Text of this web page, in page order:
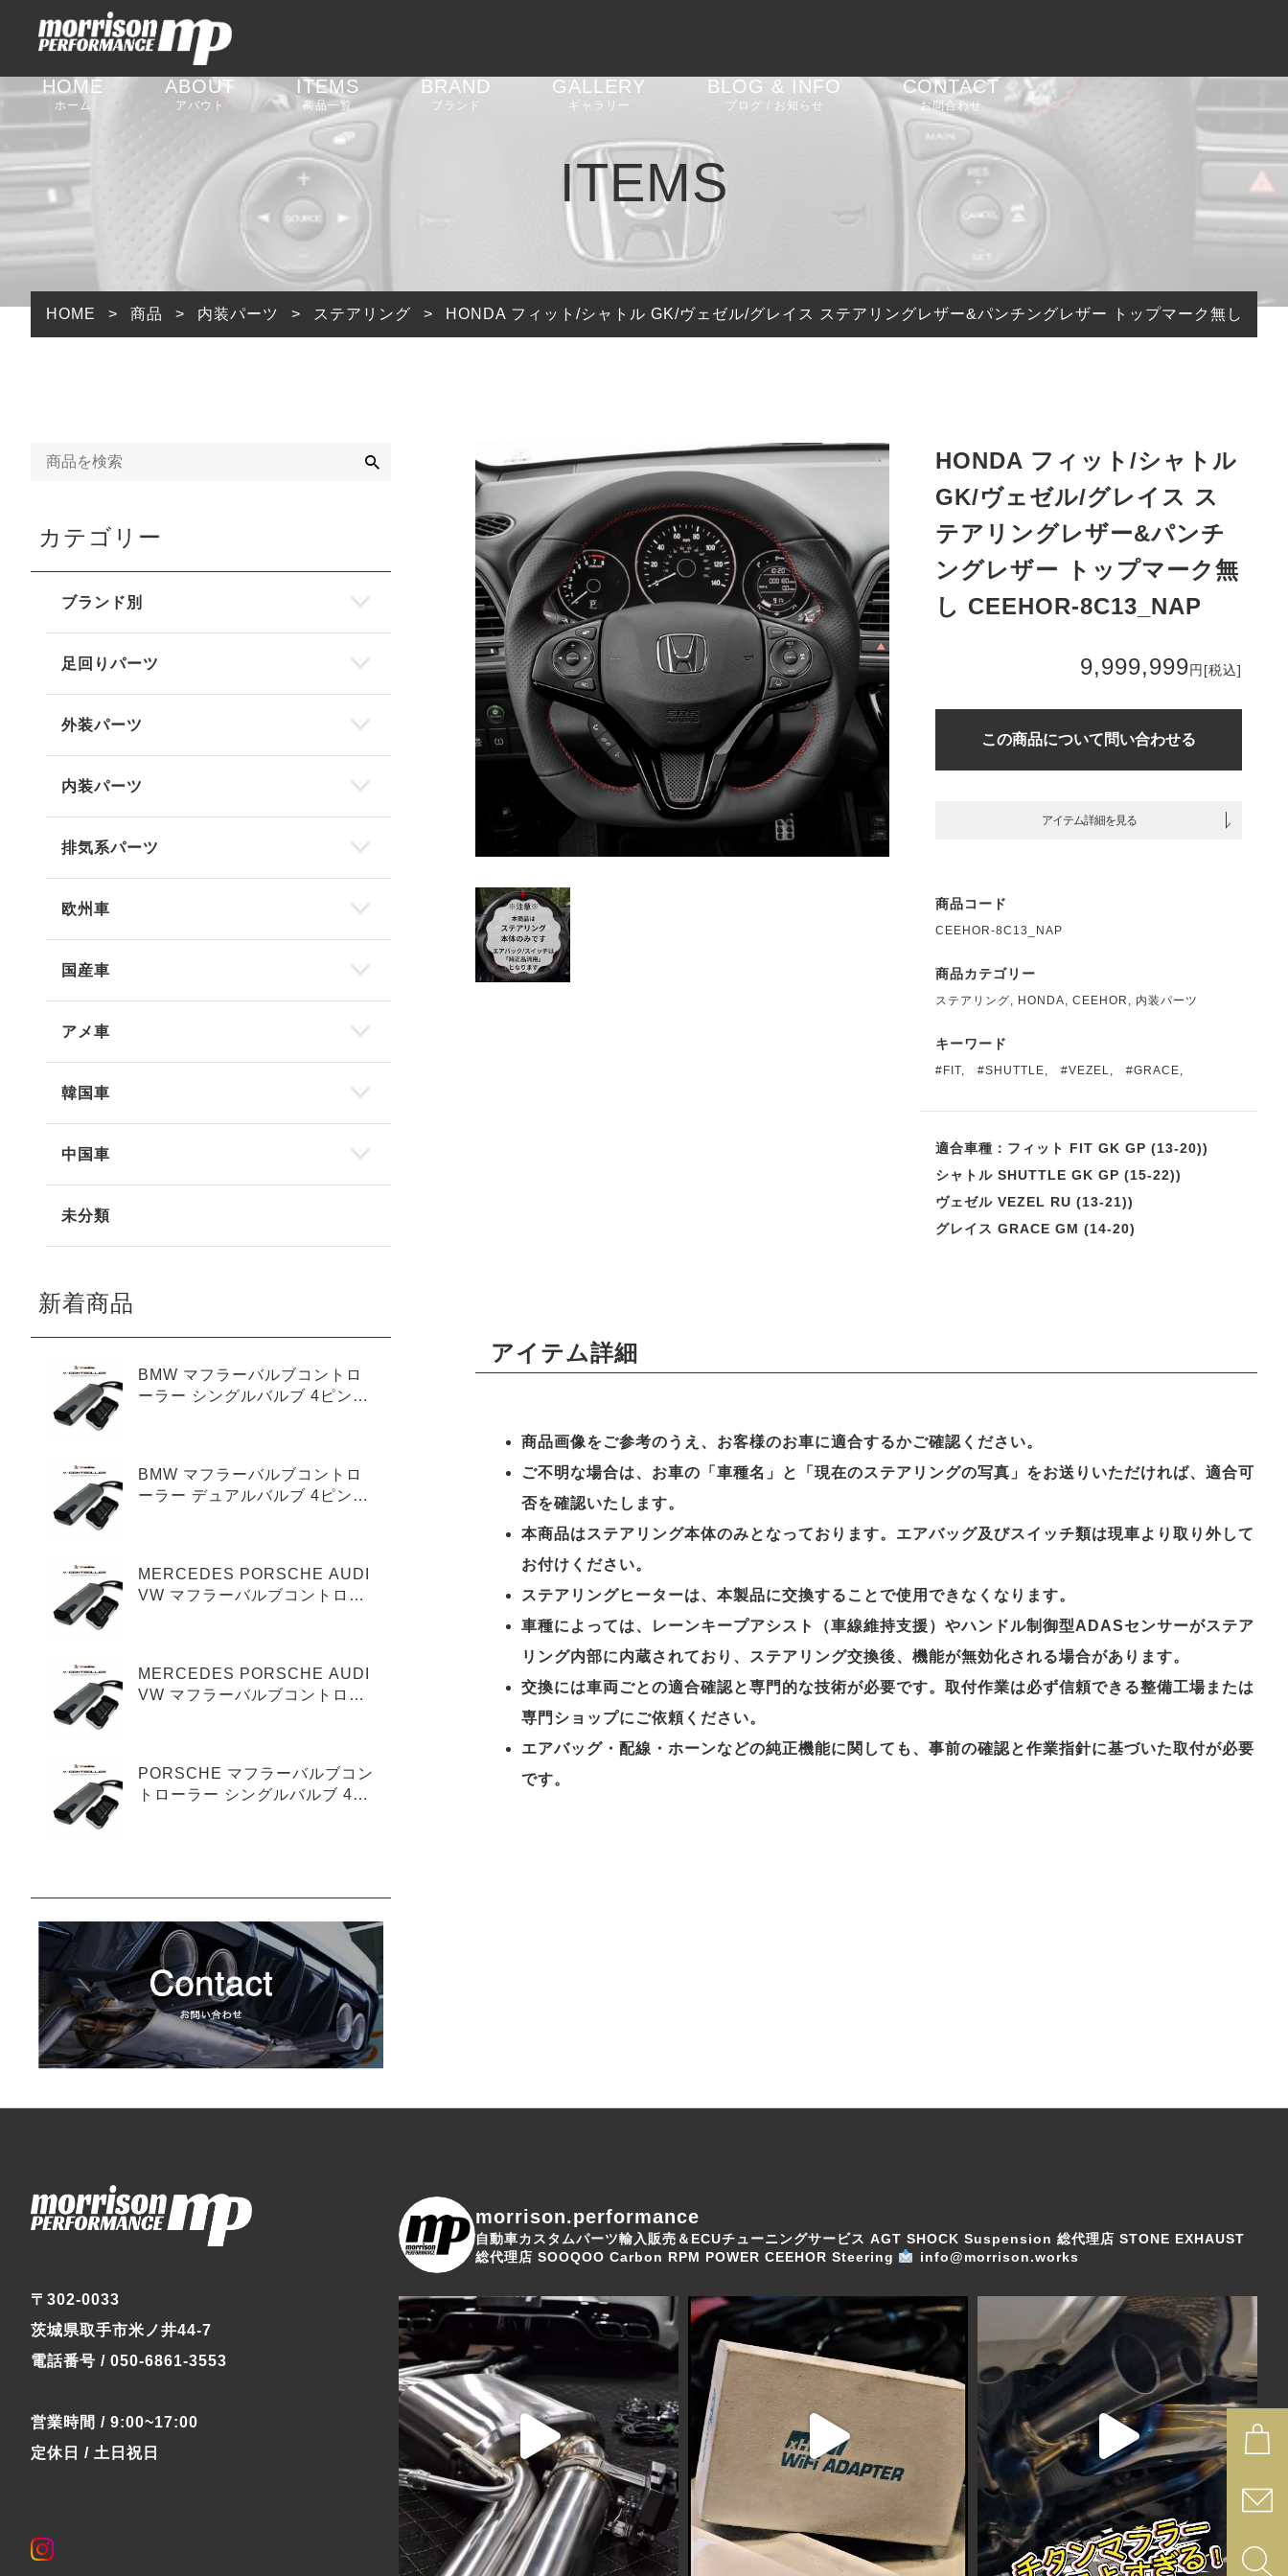
HOME
ホーム
ABOUT
アバウト
ITEMS
商品一覧
足回りパーツ
外装パーツ
内装パーツ
BRAND
ブランド
RPMPOWER
GALLERY
ギャラリー
BMW 2 Series G42
BMW M2 F87
BMW M2 G87
BMW 8 Series G14
G15 G16
BMW M8 F91 F92
F93
BMW X3 G01
BMW iX3 G08
BMW X3M F97
BMW X5M F95
BLOG & INFO
ブログ / お知らせ
ブログ
CONTACT
お問合わせ
ITEMS
HOME > 商品 > 内装パーツ > ステアリング > HONDA フィット/シャトル GK/ヴェゼル/グレイス ステアリングレザー&パンチングレザー トップマーク無し
HONDA フィット/シャトル
GK/ヴェゼル/グレイス ス
テアリングレザー&パンチ
ングレザー トップマーク無
し CEEHOR-8C13_NAP
9,999,999円 [税込]
この商品について問い合わせる
アイテム詳細を見る
商品コード
CEEHOR-8C13_NAP
商品カテゴリー
ステアリング, HONDA, CEEHOR , 内装パーツ
キーワード
#FIT, #SHUTTLE, #VEZEL, #GRACE,
適合車種：フィット FIT GK GP (13-20))
シャトル SHUTTLE GK GP (15-22))
ヴェゼル VEZEL RU (13-21))
グレイス GRACE GM (14-20)
アイテム詳細
商品画像をご参考のうえ、お客様のお車に適合するかご確認ください。
ご不明な場合は、お車の「車種名」と「現在のステアリングの写真」をお送りいただければ、適合可
否を確認いたします。
本商品はステアリング本体のみとなっております。エアバッグ及びスイッチ類は現車より取り外して
お付けください。
ステアリングヒーターは、本製品に交換することで使用できなくなります。
車種によっては、レーンキープアシスト（車線維持支援）やハンドル制御型ADASセンサーがステア
リング内部に内蔵されており、ステアリング交換後、機能が無効化される場合があります。
交換には車両ごとの適合確認と専門的な技術が必要です。取付作業は必ず信頼できる整備工場または
専門ショップにご依頼ください。
エアバッグ・配線・ホーンなどの純正機能に関しても、事前の確認と作業指針に基づいた取付が必要
です。
カテゴリー
ブランド別
足回りパーツ
外装パーツ
内装パーツ
排気系パーツ
欧州車
国産車
アメ車
韓国車
中国車
未分類
新着商品
BMW マフラーバルブコントロ
ーラー シングルバルブ 4ピンタ
BMW マフラーバルブコントロ
ーラー デュアルバルブ 4ピンタ
MERCEDES PORSCHE AUDI
VW マフラーバルブコントロー
MERCEDES PORSCHE AUDI
VW マフラーバルブコントロー
PORSCHE マフラーバルブコン
トローラー シングルバルブ 4ピ
〒302-0033
茨城県取手市米ノ井44-7
電話番号 / 050-6861-3553
営業時間 / 9:00~17:00
定休日 / 土日祝日
morrison.performance
自動車カスタムパーツ輸入販売＆ECUチューニングサービス AGT SHOCK Suspension 総代理店 STONE EXHAUST
総代理店 SOOQOO Carbon RPM POWER CEEHOR Steering info@morrison.works